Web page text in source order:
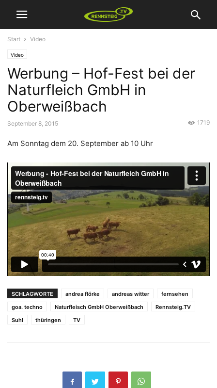
Start Video
Video
Werbung – Hof-Fest bei der
Naturfleich GmbH in
Oberweißbach
September 8, 2015 1719
Am Sonntag dem 20. September ab 10 Uhr
SCHLAGWORTE andrea flörke andreas witter
fernsehen
goa. techno
Naturfleisch GmbH Oberweißbach
Rennsteig.TV
Suhl
thüringen TV